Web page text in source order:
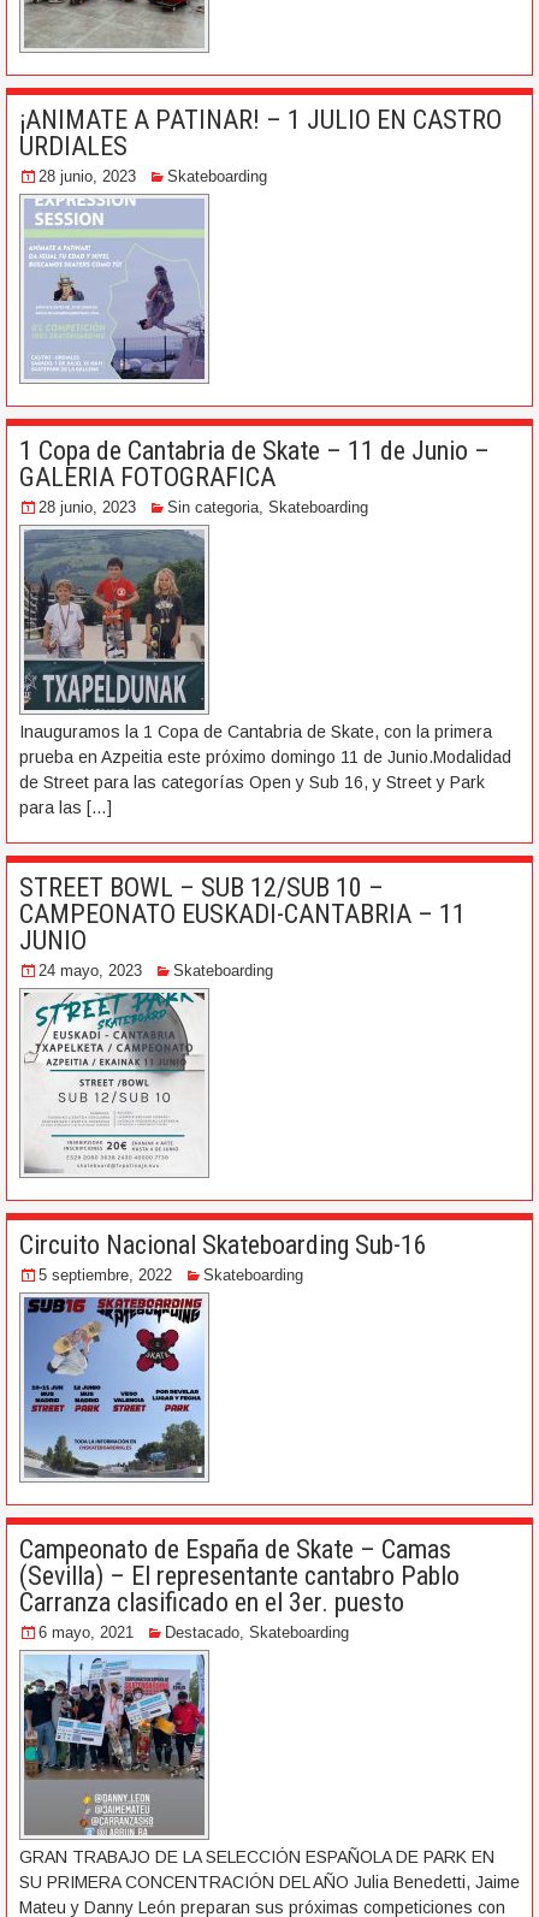
¡ANIMATE A PATINAR! – 1 JULIO EN CASTRO
URDIALES
28 junio, 2023 Skateboarding
1 Copa de Cantabria de Skate – 11 de Junio –
GALERIA FOTOGRAFICA
28 junio, 2023 Sin categoria Skateboarding
Inauguramos la 1 Copa de Cantabria de Skate, con la primera
prueba en Azpeitia este próximo domingo 11 de Junio.Modalidad
de Street para las categorías Open y Sub 16, y Street y Park
para las […]
STREET BOWL – SUB 12/SUB 10 –
CAMPEONATO EUSKADI-CANTABRIA – 11
JUNIO
24 mayo, 2023 Skateboarding
Circuito Nacional Skateboarding Sub-16
5 septiembre, 2022 Skateboarding
Campeonato de España de Skate – Camas
(Sevilla) – El representante cantabro Pablo
Carranza clasificado en el 3er. puesto
6 mayo, 2021 Destacado Skateboarding
GRAN TRABAJO DE LA SELECCIÓN ESPAÑOLA DE PARK EN
SU PRIMERA CONCENTRACIÓN DEL AÑO Julia Benedetti, Jaime
Mateu y Danny León preparan sus próximas competiciones con